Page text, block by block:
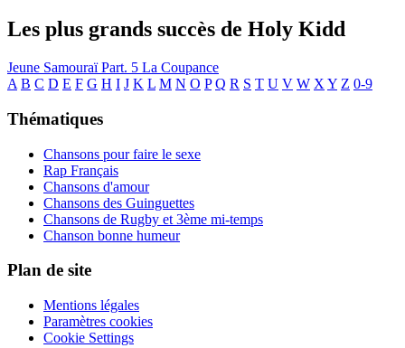
Les plus grands succès de Holy Kidd
Jeune Samouraï Part. 5 La Coupance
A B C D E F G H I J K L M N O P Q R S T U V W X Y Z 0-9
Thématiques
Chansons pour faire le sexe
Rap Français
Chansons d'amour
Chansons des Guinguettes
Chansons de Rugby et 3ème mi-temps
Chanson bonne humeur
Plan de site
Mentions légales
Paramètres cookies
Cookie Settings